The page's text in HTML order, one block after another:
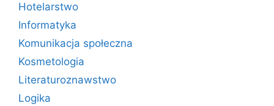
Hotelarstwo
Informatyka
Komunikacja społeczna
Kosmetologia
Literaturoznawstwo
Logika